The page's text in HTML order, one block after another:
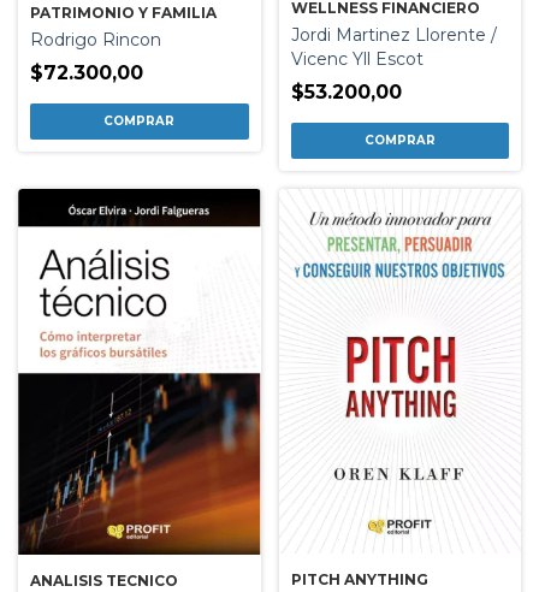
PATRIMONIO Y FAMILIA
Rodrigo Rincon
$72.300,00
WELLNESS FINANCIERO
Jordi Martinez Llorente /
Vicenc Yll Escot
$53.200,00
ANALISIS TECNICO PITCH ANYTHING